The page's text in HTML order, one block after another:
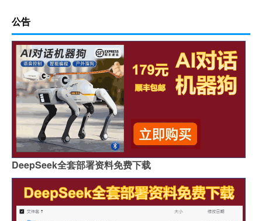
公告
DeepSeek全套部署资料免费下载